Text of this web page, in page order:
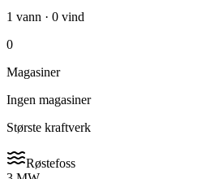
1 vann · 0 vind
0
Magasiner
Ingen magasiner
Største kraftverk
Røstefoss